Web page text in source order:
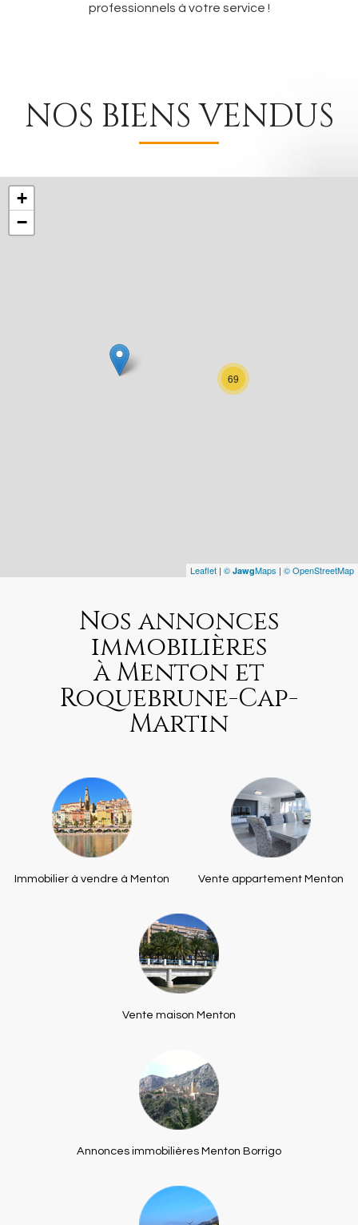
professionnels à votre service !
NOS BIENS VENDUS
69
+
−
Leaflet | © JawgMaps | © OpenStreetMap
Nos annonces
immobilières
à Menton et
Roquebrune-Cap-
Martin
Immobilier à vendre à Menton Vente appartement Menton
Vente maison Menton
Annonces immobilières Menton Borrigo